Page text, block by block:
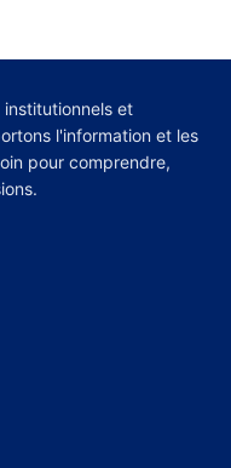
et
l'information et les
pour comprendre,